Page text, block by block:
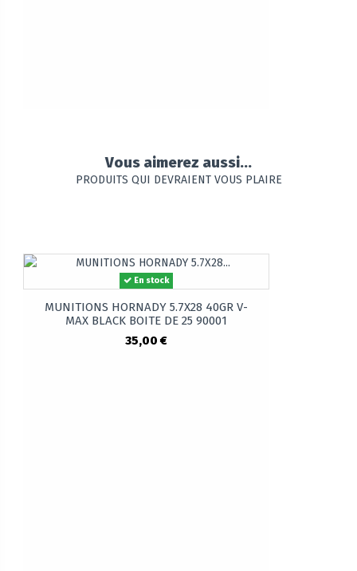
Vous aimerez aussi...
PRODUITS QUI DEVRAIENT VOUS PLAIRE
En stock
MUNITIONS HORNADY 5.7X28 40GR V-
MAX BLACK BOITE DE 25 90001
35,00 €